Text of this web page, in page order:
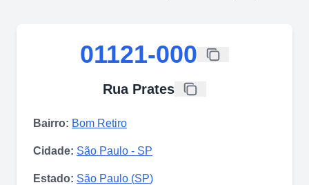
01121-000
Rua Prates
Bairro: Bom Retiro
Cidade: São Paulo - SP
Estado: São Paulo (SP)